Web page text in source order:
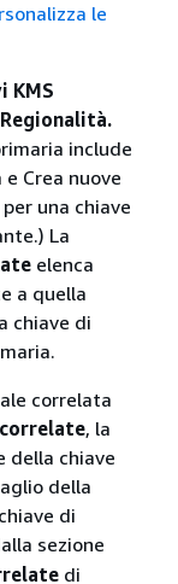
le
KMS
include
Crea nuove
una chiave
La
elenca
a quella
chiave di
correlata
, la
della chiave
della
di
sezione
di